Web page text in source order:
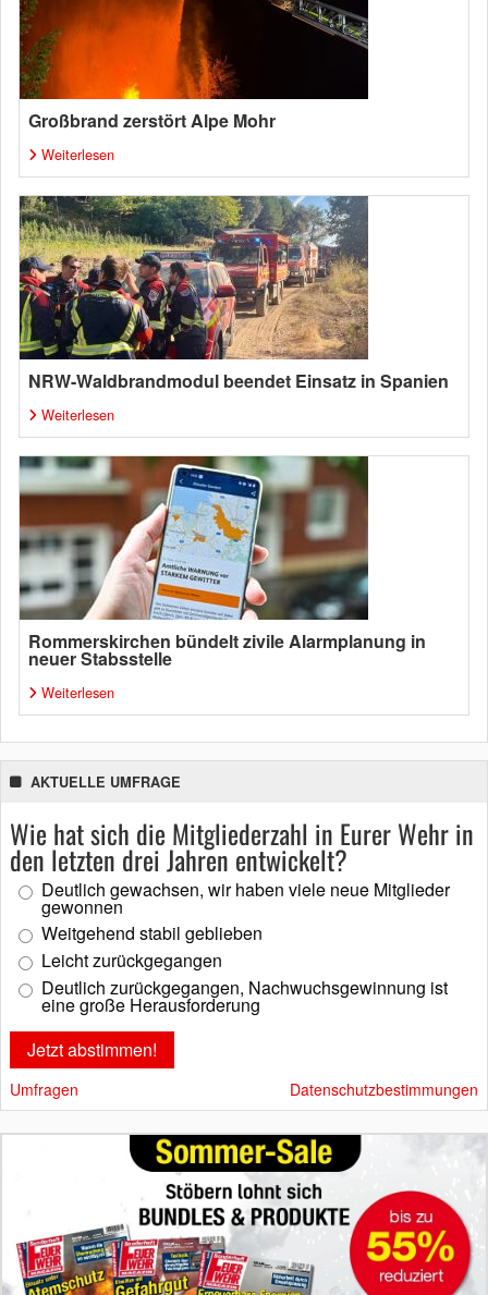
Großbrand zerstört Alpe Mohr
Weiterlesen
NRW-Waldbrandmodul beendet Einsatz in Spanien
Weiterlesen
Rommerskirchen bündelt zivile Alarmplanung in
neuer Stabsstelle
Weiterlesen
AKTUELLE UMFRAGE
Wie hat sich die Mitgliederzahl in Eurer Wehr in
den letzten drei Jahren entwickelt?
Deutlich gewachsen, wir haben viele neue Mitglieder
gewonnen
Weitgehend stabil geblieben
Leicht zurückgegangen
Deutlich zurückgegangen, Nachwuchsgewinnung ist
eine große Herausforderung
Umfragen Datenschutzbestimmungen